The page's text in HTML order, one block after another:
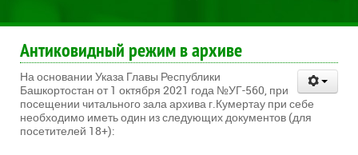
Антиковидный режим в архиве
На основании Указа Главы Республики
Башкортостан от 1 октября 2021 года №УГ-560, при
посещении читального зала архива г.Кумертау при себе
необходимо иметь один из следующих документов (для
посетителей 18+):